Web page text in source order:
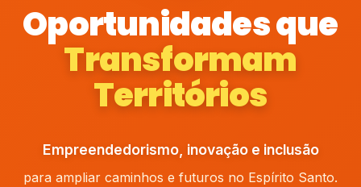
Oportunidades que
Transformam
Territórios
Empreendedorismo, inovação e inclusão
para ampliar caminhos e futuros no Espírito Santo.